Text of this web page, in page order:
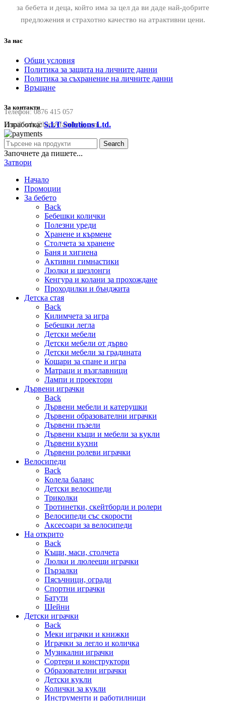
за бебета и деца, който има за цел да ви даде най-добрите
предложения и страхотно качество на атрактивни цени.
За нас
Общи условия
Политика за защита на личните данни
Политика за съхранение на личните данни
Връщане
За контакти
Телефон:0876 415 057
Email:sale@happyfamilybg.com
Изработка:S.I.T Solutions Ltd.
Search
Започнете да пишете...
Затвори
Начало
Промоции
За бебето
Back
Бебешки колички
Полезни уреди
Хранене и кърмене
Столчета за хранене
Баня и хигиена
Активни гимнастики
Люлки и шезлонги
Кенгура и колани за прохождане
Проходилки и бънджита
Детска стая
Back
Килимчета за игра
Бебешки легла
Детски мебели
Детски мебели от дърво
Детски мебели за градината
Кошари за спане и игра
Матраци и възглавници
Лампи и проектори
Дървени играчки
Back
Дървени мебели и катерушки
Дървени образователни играчки
Дървени пъзели
Дървени къщи и мебели за кукли
Дървени кухни
Дървени ролеви играчки
Велосипеди
Back
Колела баланс
Детски велосипеди
Триколки
Тротинетки, скейтборди и ролери
Велосипеди със скорости
Аксесоари за велосипеди
На открито
Back
Къщи, маси, столчета
Люлки и люлеещи играчки
Пързалки
Пясъчници, огради
Спортни играчки
Батути
Шейни
Детски играчки
Back
Меки играчки и книжки
Играчки за легло и количка
Музикални играчки
Сортери и конструктори
Образователни играчки
Детски кукли
Колички за кукли
Инструменти и работилници